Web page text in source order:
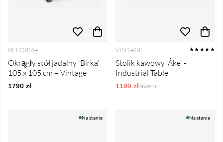
REFORMA
Okrągły stół jadalny 'Birka'
105 x 105 cm – Vintage
1790 zł
VINTAGE ★★★★★
Stolik kawowy 'Åke' -
Industrial Table
1199 złOrdynarne ceny:
3649 zł
Na stanie Na stanie